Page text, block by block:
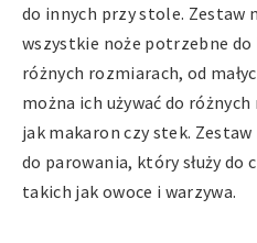
do innych przy stole. Zestaw
wszystkie noże potrzebne do
różnych rozmiarach, od
można ich używać do
jak makaron czy stek.
do parowania, który służy do
takich jak owoce i warzywa.